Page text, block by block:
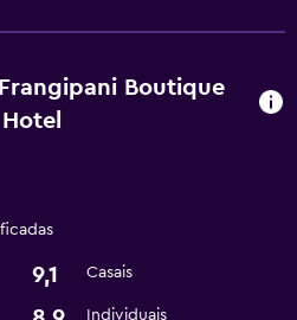
Boutique
Hotel
9,1 Casais
Individuais